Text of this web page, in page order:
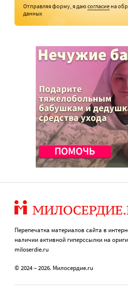
Отправляя форму, я даюсогласие на
данных
Перепечатка материалов сайта в
наличии активной гиперссылки на
miloserdie.ru
© 2024 – 2026. Милосердие.ru